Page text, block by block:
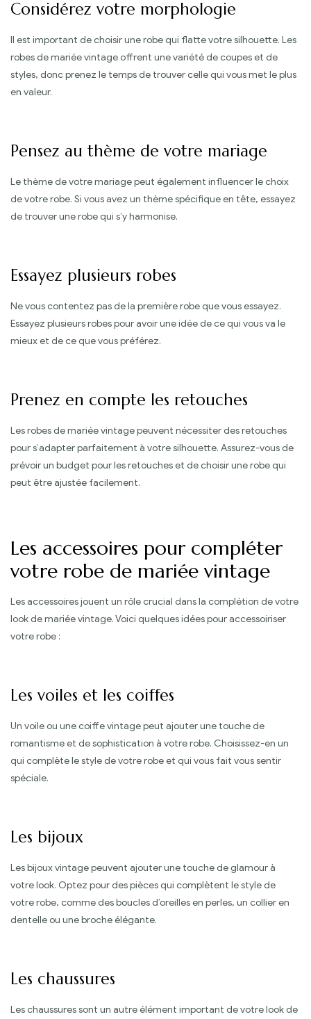
Considérez votre morphologie
Il est important de choisir une robe qui flatte votre silhouette. Les
robes de mariée vintage offrent une variété de coupes et de
styles, donc prenez le temps de trouver celle qui vous met le plus
en valeur.
Pensez au thème de votre mariage
Le thème de votre mariage peut également influencer le choix
de votre robe. Si vous avez un thème spécifique en tête, essayez
de trouver une robe qui s’y harmonise.
Essayez plusieurs robes
Ne vous contentez pas de la première robe que vous essayez.
Essayez plusieurs robes pour avoir une idée de ce qui vous va le
mieux et de ce que vous préférez.
Prenez en compte les retouches
Les robes de mariée vintage peuvent nécessiter des retouches
pour s’adapter parfaitement à votre silhouette. Assurez-vous de
prévoir un budget pour les retouches et de choisir une robe qui
peut être ajustée facilement.
Les accessoires pour compléter
votre robe de mariée vintage
Les accessoires jouent un rôle crucial dans la complétion de votre
look de mariée vintage. Voici quelques idées pour accessoiriser
votre robe :
Les voiles et les coiffes
Un voile ou une coiffe vintage peut ajouter une touche de
romantisme et de sophistication à votre robe. Choisissez-en un
qui complète le style de votre robe et qui vous fait vous sentir
spéciale.
Les bijoux
Les bijoux vintage peuvent ajouter une touche de glamour à
votre look. Optez pour des pièces qui complètent le style de
votre robe, comme des boucles d’oreilles en perles, un collier en
dentelle ou une broche élégante.
Les chaussures
Les chaussures sont un autre élément important de votre look de